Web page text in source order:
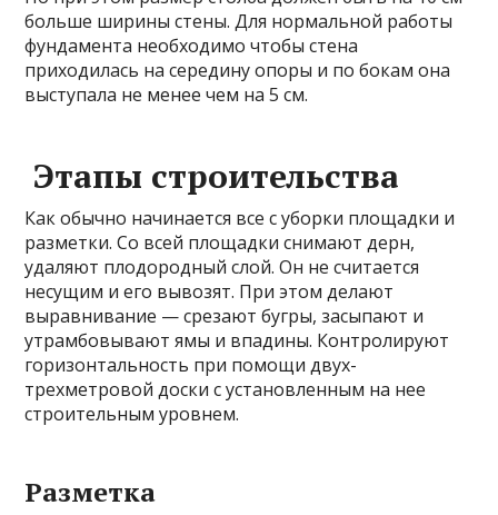
больше ширины стены. Для нормальной работы
фундамента необходимо чтобы стена
приходилась на середину опоры и по бокам она
выступала не менее чем на 5 см.
Этапы строительства
Как обычно начинается все с уборки площадки и
разметки. Со всей площадки снимают дерн,
удаляют плодородный слой. Он не считается
несущим и его вывозят. При этом делают
выравнивание — срезают бугры, засыпают и
утрамбовывают ямы и впадины. Контролируют
горизонтальность при помощи двух-
трехметровой доски с установленным на нее
строительным уровнем.
Разметка